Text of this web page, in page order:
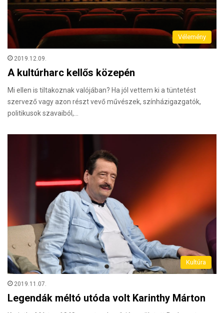
Vélemény
2019.12.09.
A kultúrharc kellős közepén
Mi ellen is tiltakoznak valójában? Ha jól vettem ki a tüntetést
szervező vagy azon részt vevő művészek, színházigazgatók,
politikusok szavaiból,…
Kultúra
2019.11.07.
Legendák méltó utóda volt Karinthy Márton